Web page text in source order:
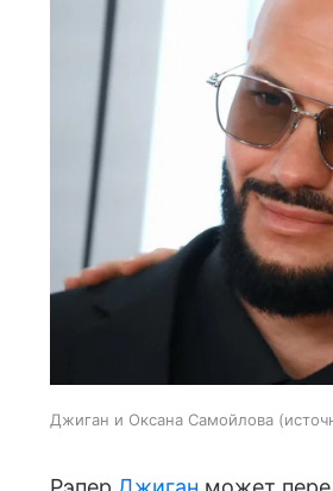
Джиган и Оксана Самойлова